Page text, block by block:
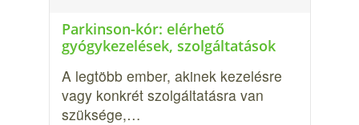
Parkinson-kór: elérhető
gyógykezelések, szolgáltatások
A legtöbb ember, akinek kezelésre
vagy konkrét szolgálta­tásra van
szüksége,…